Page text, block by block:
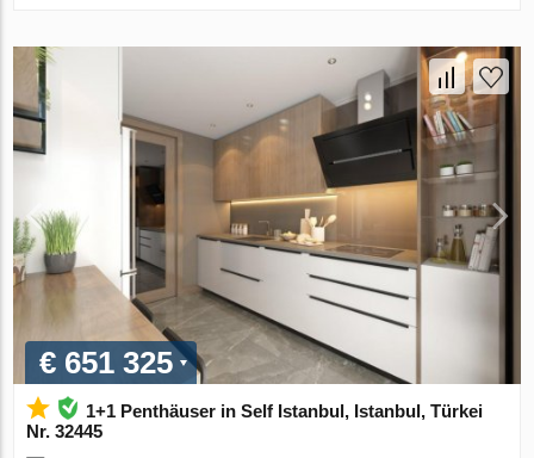
€ 651 325
1+1 Penthäuser in Self Istanbul, Istanbul, Türkei
Nr. 32445